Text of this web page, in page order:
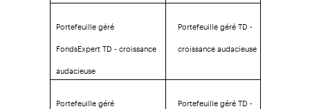
Portefeuille géré
FondsExpert TD - croissance
audacieuse
Portefeuille géré TD -
croissance audacieuse
Portefeuille géré
Portefeuille géré TD -